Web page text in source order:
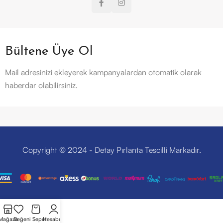
Bültene Üye Ol
Mail adresinizi ekleyerek kampanyalardan otomatik olarak
haberdar olabilirsiniz.
Copyright © 2024 - Detay Pırlanta Tescilli Markadır.
Beğeni SepetHesabım